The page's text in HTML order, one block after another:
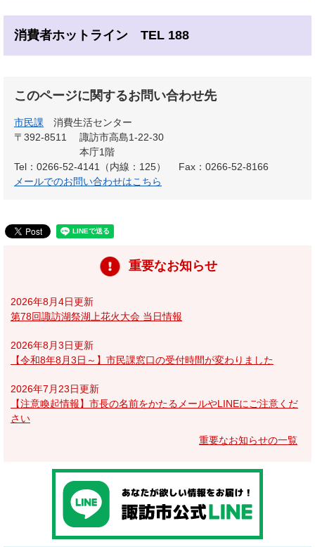
消費者ホットライン TEL 188
このページに関するお問い合わせ先
市民課
消費生活センター
〒392-8511
諏訪市高島1-22-30
本庁1階
Tel：0266-52-4141（内線：125）
Fax：0266-52-8166
メールでのお問い合わせはこちら
重要なお知らせ
2026年8月4日更新
第78回諏訪湖祭湖上花火大会 当日情報
2026年8月3日更新
【令和8年8月3日～】市民課窓口の受付時間が変わりました
2026年7月23日更新
【注意喚起情報】市長の名前をかたるメールやLINEにご注意くだ
さい
重要なお知らせの一覧